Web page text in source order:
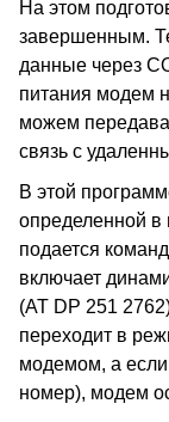
На этом
завершенным.
данные через
питания модем
можем
связь с
В этой
определенной
подается
включает
(AT DP 251
переходит в
модемом, а если
номер), модем